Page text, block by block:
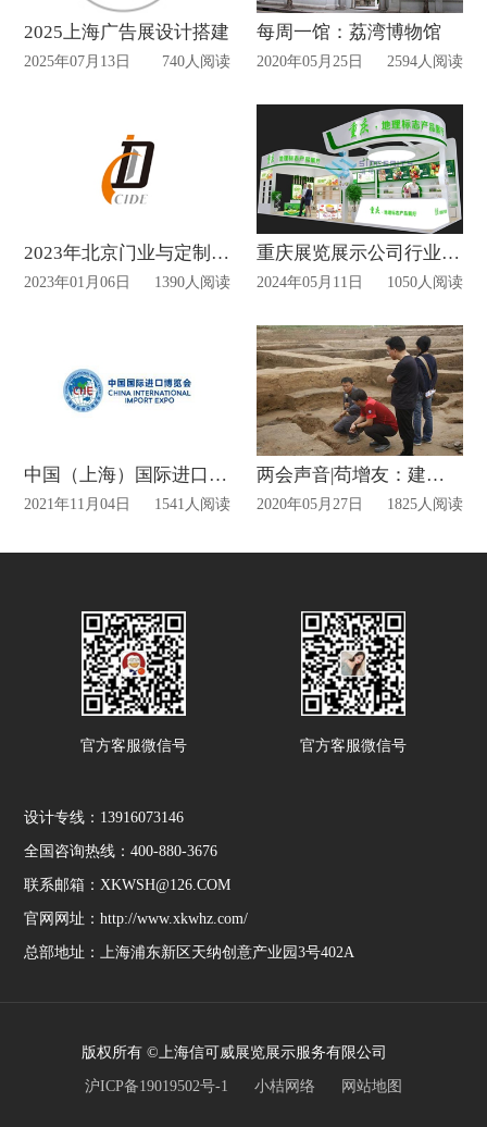
2025上海广告展设计搭建
2025年07月13日 740人阅读
每周一馆：荔湾博物馆
2020年05月25日 2594人阅读
2023年北京门业与定制家居展览会（CIDE）
2023年01月06日 1390人阅读
重庆展览展示公司行业动态
2024年05月11日 1050人阅读
中国（上海）国际进口博览会将于明天正式开幕
2021年11月04日 1541人阅读
两会声音|苟增友：建议增设海北遗址文化展厅 弘扬传统文化
2020年05月27日 1825人阅读
官方客服微信号 官方客服微信号
设计专线：13916073146
全国咨询热线：400-880-3676
联系邮箱：XKWSH@126.COM
官网网址：http://www.xkwhz.com/
总部地址：上海浦东新区天纳创意产业园3号402A
版权所有 ©上海信可威展览展示服务有限公司
沪ICP备19019502号-1
小桔网络 网站地图